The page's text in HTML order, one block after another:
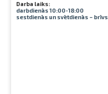
Darba laiks:
darbdienās 10:00-18:00
sestdienās un svētdienās – brīvs